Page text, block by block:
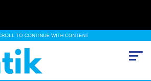
TO CONTINUE WITH CONTENT